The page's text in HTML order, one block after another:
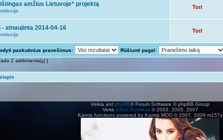
amžius Lietuvoje“ projektą Tori
- atnaujinta 2014-04-16 Tori
paskutinius pranešimus:
Rūšiuoti pagal:
2 atitikmenis(ų) ]
Veikia ant phpBB® Forum Software © phpBB Group
Vertė Vilius Šumskas© 2003, 2005, 2007
Karma functions powered by Karma MOD © 2007, 2009 m157y